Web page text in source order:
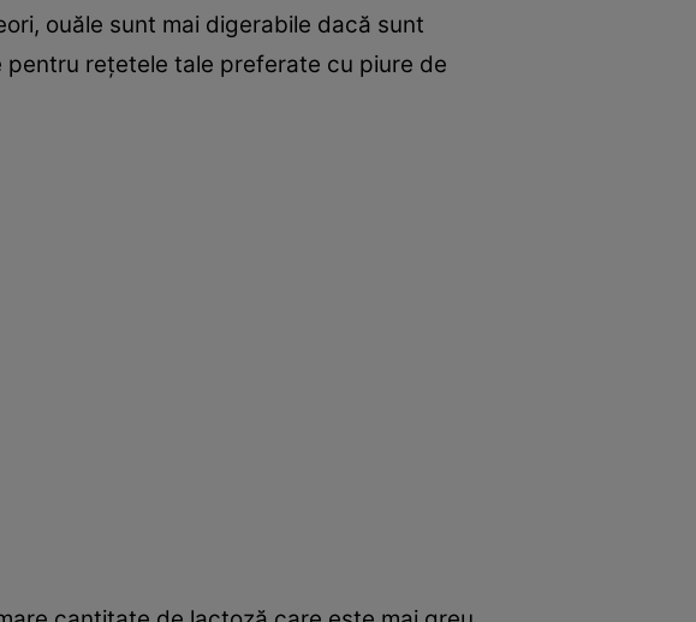
ouăle sunt mai digerabile dacă sunt
reţetele tale preferate cu piure de